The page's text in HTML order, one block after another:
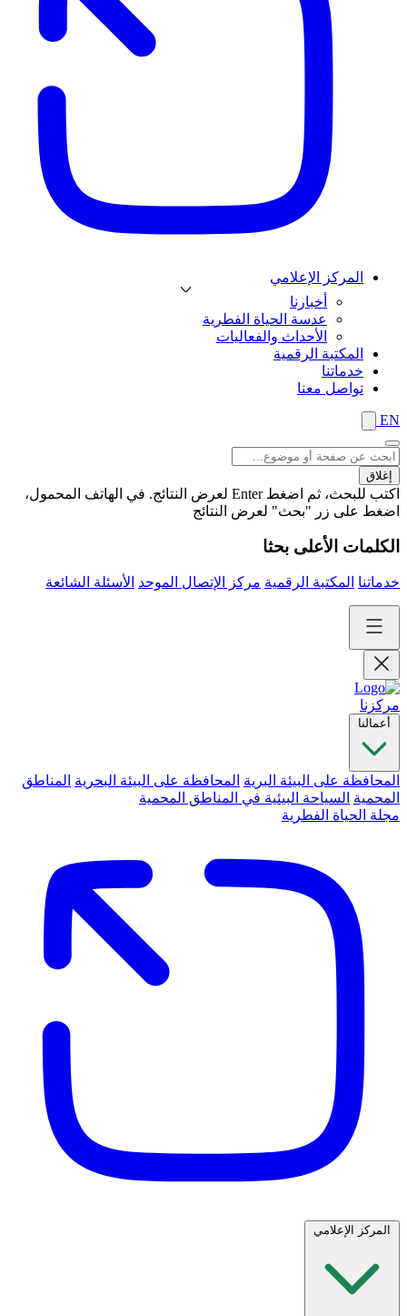
المركز الإعلامي
أخبارنا
عدسة الحياة الفطرية
الأحداث والفعاليات
المكتبة الرقمية
خدماتنا
تواصل معنا
EN
إغلاق
اكتب للبحث، ثم اضغط Enter لعرض النتائج. في الهاتف المحمول،
اضغط على زر "بحث" لعرض النتائج
الكلمات الأعلى بحثا
خدماتنا المكتبة الرقمية مركز الإتصال الموحد الأسئلة الشائعة
مركزنا
أعمالنا
المحافظة على البيئة البرية المحافظة على البيئة البحرية المناطق
المحمية السياحة البيئية في المناطق المحمية
مجلة الحياة الفطرية
المركز الإعلامي